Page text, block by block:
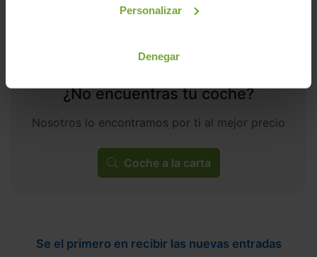
Personalizar
Denegar
¿No encuentras tu coche?
Nosotros lo encontramos por ti al mejor precio
Coche a la carta
Se el primero en recibir las nuevas entradas